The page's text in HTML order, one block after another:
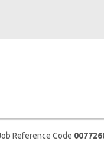
Reference Code